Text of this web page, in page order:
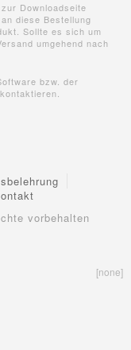
Downloadseite
diese Bestellung
Sollte es sich um
umgehend nach
bzw. der
vorbehalten
[none]